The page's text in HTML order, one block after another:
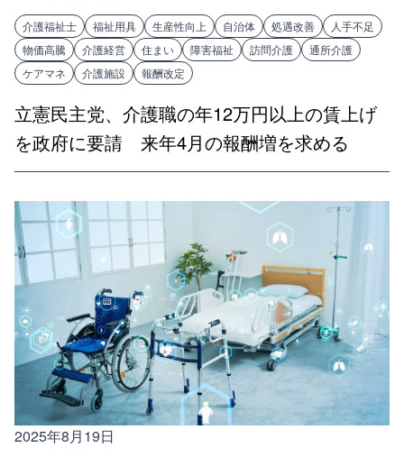
介護福祉士 福祉用具 生産性向上 自治体 処遇改善
人手不足
物価高騰
介護経営 住まい 障害福祉 訪問介護
通所介護
ケアマネ
介護施設 報酬改定
立憲民主党、介護職の年12万円以上の賃上げ
を政府に要請 来年4月の報酬増を求める
2025年8月19日